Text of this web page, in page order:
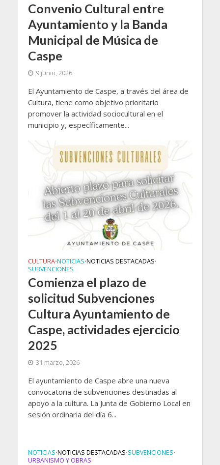
Convenio Cultural entre
Ayuntamiento y la Banda
Municipal de Música de
Caspe
9 junio, 2026
El Ayuntamiento de Caspe, a través del área de
Cultura, tiene como objetivo prioritario
promover la actividad sociocultural en el
municipio y, específicamente...
CULTURA•NOTICIAS•NOTICIAS DESTACADAS•
SUBVENCIONES
Comienza el plazo de
solicitud Subvenciones
Cultura Ayuntamiento de
Caspe, actividades ejercicio
2025
31 marzo, 2026
El ayuntamiento de Caspe abre una nueva
convocatoria de subvenciones destinadas al
apoyo a la cultura. La Junta de Gobierno Local en
sesión ordinaria del día 6...
NOTICIAS•NOTICIAS DESTACADAS•SUBVENCIONES•
URBANISMO Y OBRAS